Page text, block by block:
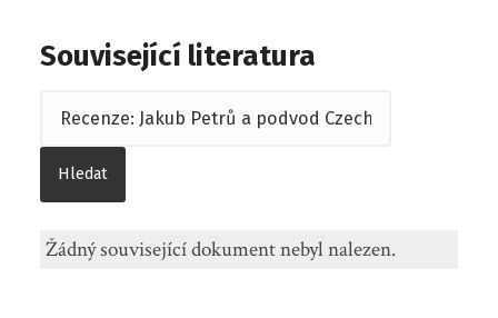
Související literatura
Žádný související dokument nebyl nalezen.